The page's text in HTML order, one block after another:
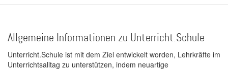
Allgemeine Informationen zu Unterricht.Schule
Unterricht.Schule ist mit dem Ziel entwickelt worden, Lehrkräfte im
Unterrichtsalltag zu unterstützen, indem neuartige